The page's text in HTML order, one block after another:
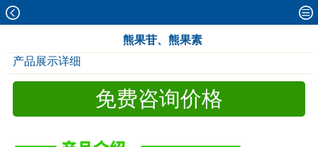
熊果苷、熊果素
产品展示详细
免费咨询价格